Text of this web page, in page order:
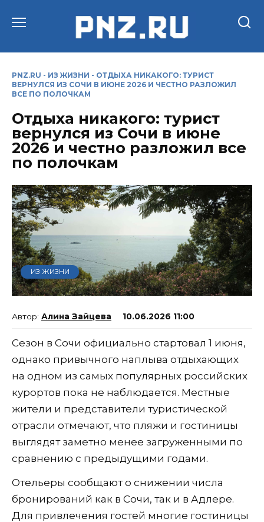
PNZ.RU - ИЗ ЖИЗНИ - ОТДЫХА НИКАКОГО: ТУРИСТ
ВЕРНУЛСЯ ИЗ СОЧИ В ИЮНЕ 2026 И ЧЕСТНО РАЗЛОЖИЛ
ВСЕ ПО ПОЛОЧКАМ
Отдыха никакого: турист
вернулся из Сочи в июне
2026 и честно разложил все
по полочкам
ИЗ ЖИЗНИ
Алина Зайцева 10.06.2026 11:00
Сезон в Сочи официально стартовал 1 июня,
однако привычного наплыва отдыхающих
на одном из самых популярных российских
курортов пока не наблюдается. Местные
жители и представители туристической
отрасли отмечают, что пляжи и гостиницы
выглядят заметно менее загруженными по
сравнению с предыдущими годами.
Отельеры сообщают о снижении числа
бронирований как в Сочи, так и в Адлере.
Для привлечения гостей многие гостиницы